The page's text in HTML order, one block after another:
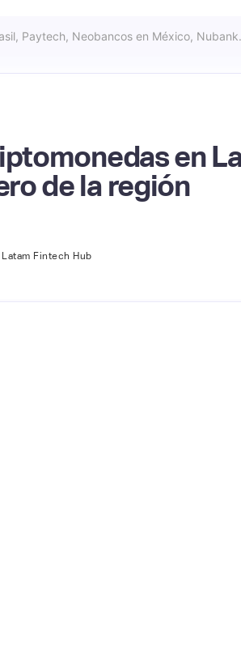
en
de la región
Fintech Hub